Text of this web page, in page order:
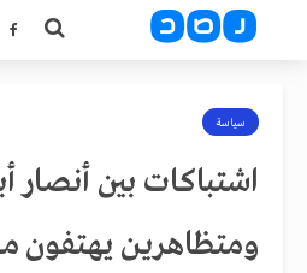
سياسة
اشتباكات بين أنصار
ومتظاهرين يهتفون